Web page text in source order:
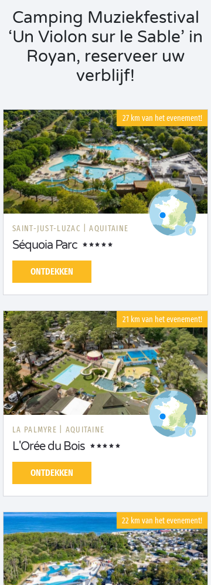
Camping Muziekfestival
‘Un Violon sur le Sable’ in
Royan, reserveer uw
verblijf!
27 km van het evenement!
SAINT-JUST-LUZAC | AQUITAINE
Séquoia Parc
ONTDEKKEN
21 km van het evenement!
LA PALMYRE | AQUITAINE
L'Orée du Bois
ONTDEKKEN
22 km van het evenement!